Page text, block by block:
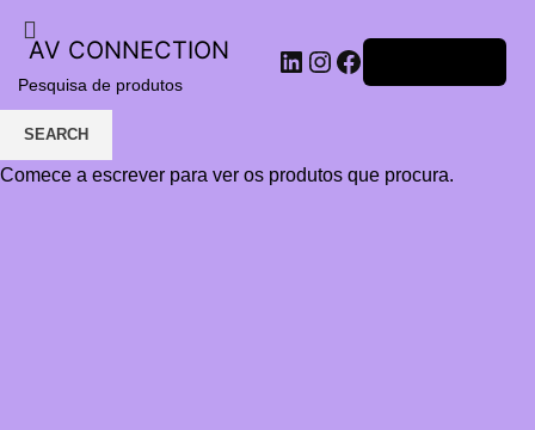
AV CONNECTION LinkedIn
Instagram
Facebook
SEARCH
Comece a escrever para ver os produtos que procura.